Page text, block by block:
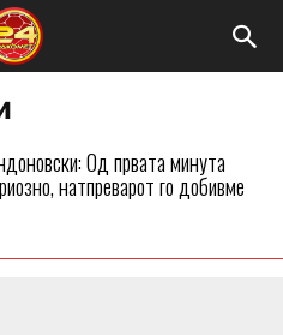
Од првата минута
натпреварот го добивме